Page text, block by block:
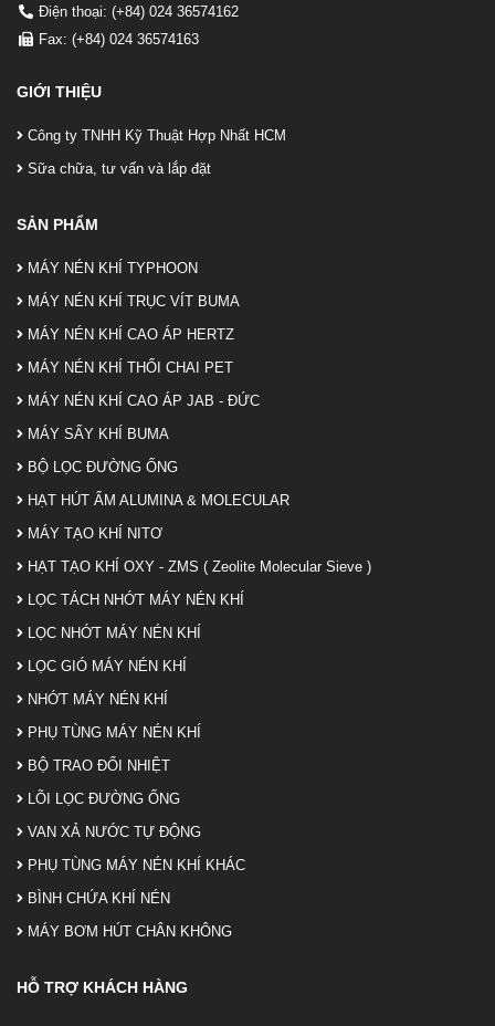
Điện thoại: (+84) 024 36574162
Fax: (+84) 024 36574163
GIỚI THIỆU
Công ty TNHH Kỹ Thuật Hợp Nhất HCM
Sữa chữa, tư vấn và lắp đặt
SẢN PHẨM
MÁY NÉN KHÍ TYPHOON
MÁY NÉN KHÍ TRỤC VÍT BUMA
MÁY NÉN KHÍ CAO ÁP HERTZ
MÁY NÉN KHÍ THỔI CHAI PET
MÁY NÉN KHÍ CAO ÁP JAB - ĐỨC
MÁY SẤY KHÍ BUMA
BỘ LỌC ĐƯỜNG ỐNG
HẠT HÚT ẨM ALUMINA & MOLECULAR
MÁY TẠO KHÍ NITƠ
HẠT TẠO KHÍ OXY - ZMS ( Zeolite Molecular Sieve )
LỌC TÁCH NHỚT MÁY NÉN KHÍ
LỌC NHỚT MÁY NÉN KHÍ
LỌC GIÓ MÁY NÉN KHÍ
NHỚT MÁY NÉN KHÍ
PHỤ TÙNG MÁY NÉN KHÍ
BỘ TRAO ĐỔI NHIỆT
LÕI LỌC ĐƯỜNG ỐNG
VAN XẢ NƯỚC TỰ ĐỘNG
PHỤ TÙNG MÁY NÉN KHÍ KHÁC
BÌNH CHỨA KHÍ NÉN
MÁY BƠM HÚT CHÂN KHÔNG
HỖ TRỢ KHÁCH HÀNG